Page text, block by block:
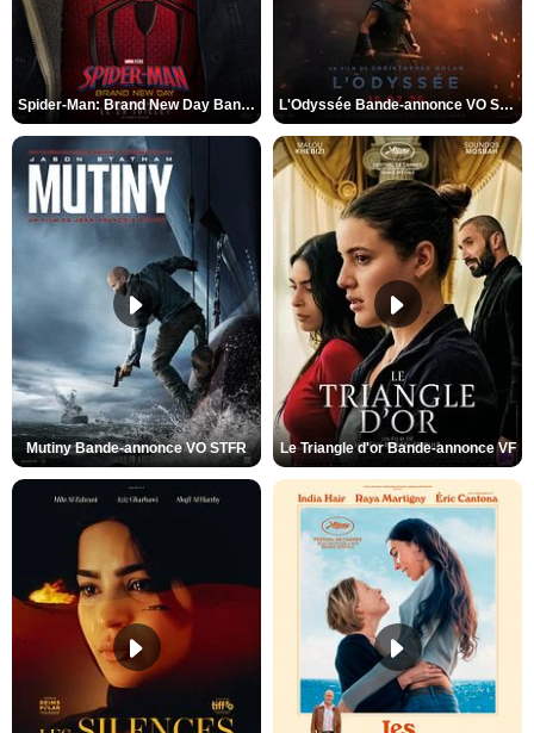
Spider-Man: Brand New Day Bande-annonce VO STFR L'Odyssée Bande-annonce VO STFR
Mutiny Bande-annonce VO STFR Le Triangle d'or Bande-annonce VF